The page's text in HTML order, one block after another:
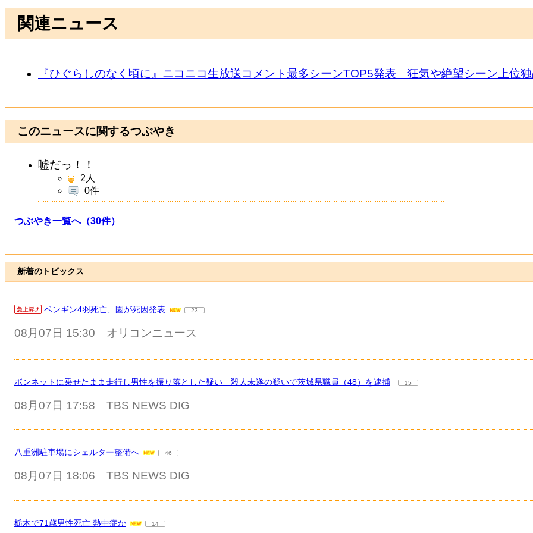
関連ニュース
『ひぐらしのなく頃に』ニコニコ生放送コメント最多シーンTOP5発表 狂気や絶望シーン上位
このニュースに関するつぶやき
嘘だっ！！
2 人
0件
つぶやき一覧へ（30件）
新着のトピックス
ペンギン4羽死亡、園が死因発表 23
08月07日 15:30 オリコンニュース
ボンネットに乗せたまま走行し男性を振り落とした疑い 殺人未遂の疑いで茨城県職員（48）を逮捕 15
08月07日 17:58 TBS NEWS DIG
八重洲駐車場にシェルター整備へ 46
08月07日 18:06 TBS NEWS DIG
栃木で71歳男性死亡 熱中症か 14